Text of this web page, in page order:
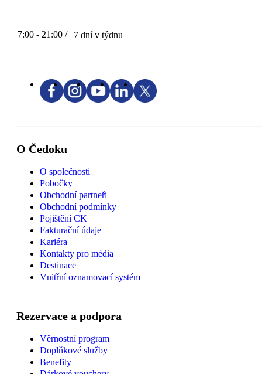
7:00 - 21:00 / 7 dní v týdnu
O Čedoku
O společnosti
Pobočky
Obchodní partneři
Obchodní podmínky
Pojištění CK
Fakturační údaje
Kariéra
Kontakty pro média
Destinace
Vnitřní oznamovací systém
Rezervace a podpora
Věrnostní program
Doplňkové služby
Benefity